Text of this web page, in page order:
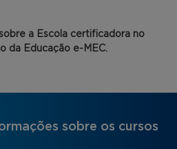
a Escola certificadora no
da Educação e-MEC.
sobre os cursos